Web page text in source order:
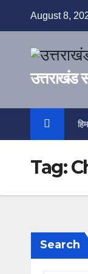
August 8,
उत्तराखंड
Tag:
Search